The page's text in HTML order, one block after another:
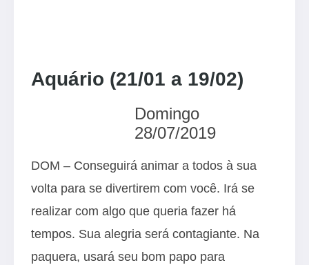
Aquário (21/01 a 19/02)
Domingo
28/07/2019
DOM – Conseguirá animar a todos à sua
volta para se divertirem com você. Irá se
realizar com algo que queria fazer há
tempos. Sua alegria será contagiante. Na
paquera, usará seu bom papo para